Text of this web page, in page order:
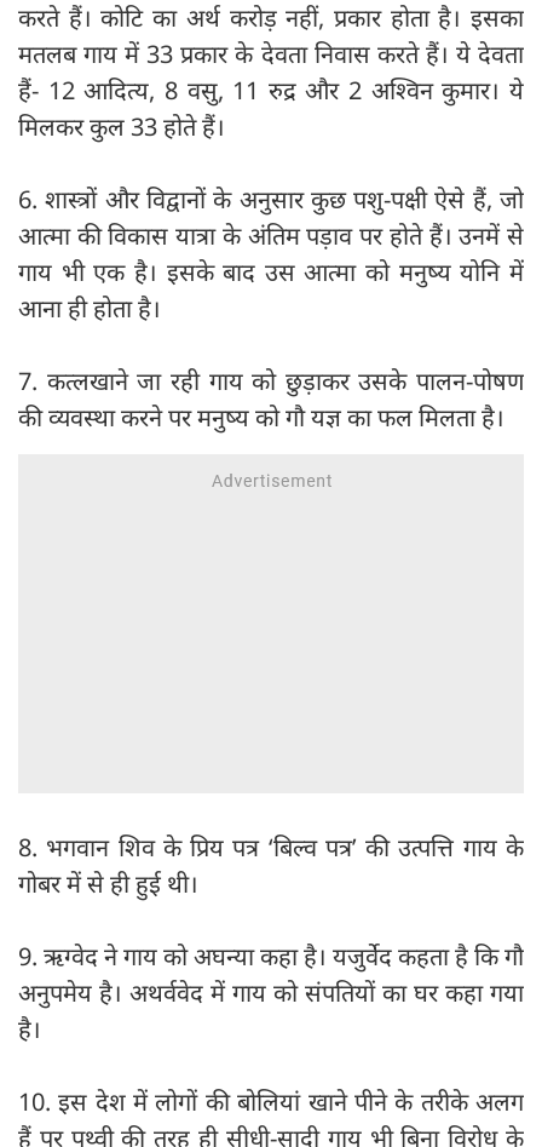
करते हैं। कोटि का अर्थ करोड़ नहीं, प्रकार होता है। इसका
मतलब गाय में 33 प्रकार के देवता निवास करते हैं। ये देवता
हैं- 12 आदित्य, 8 वसु, 11 रुद्र और 2 अश्‍विन कुमार। ये
मिलकर कुल 33 होते हैं।
6. शास्त्रों और विद्वानों के अनुसार कुछ पशु-पक्षी ऐसे हैं, जो
आत्मा की विकास यात्रा के अंतिम पड़ाव पर होते हैं। उनमें से
गाय भी एक है। इसके बाद उस आत्मा को मनुष्य योनि में
आना ही होता है।
7. कत्लखाने जा रही गाय को छुड़ाकर उसके पालन-पोषण
की व्यवस्था करने पर मनुष्य को गौ यज्ञ का फल मिलता है।
8. भगवान शिव के प्रिय पत्र ‘बिल्व पत्र’ की उत्पत्ति गाय के
गोबर में से ही हुई थी।
9. ऋग्वेद ने गाय को अघन्या कहा है। यजुर्वेद कहता है कि गौ
अनुपमेय है। अथर्ववेद में गाय को संपतियों का घर कहा गया
है।
10. इस देश में लोगों की बोलियां खाने पीने के तरीके अलग
हैं पर पृथ्वी की तरह ही सीधी-सादी गाय भी बिना विरोध के